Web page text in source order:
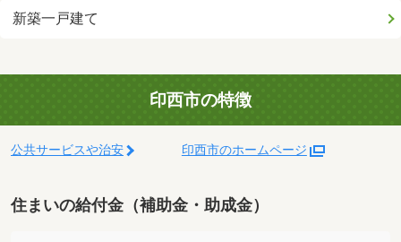
新築一戸建て
印西市の特徴
公共サービスや治安 印西市のホームページ
住まいの給付金（補助金・助成金）